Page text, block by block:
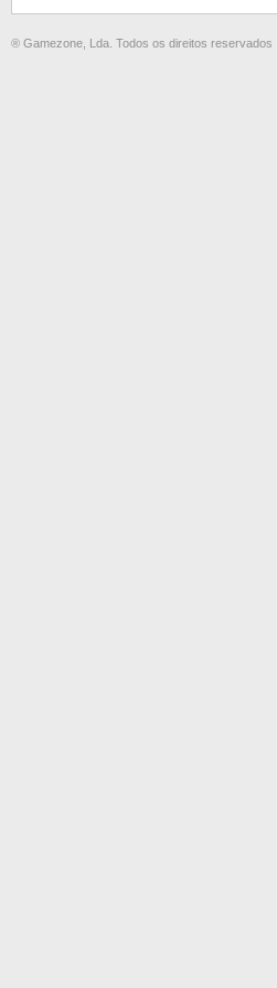
® Gamezone, Lda. Todos os direitos reservados